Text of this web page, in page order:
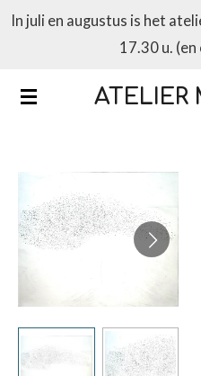
Ga
de
ATELIER
In juli en augustus is het
17.30 u.